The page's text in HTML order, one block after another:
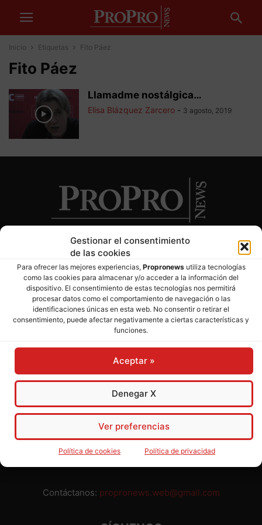
Gestionar el consentimiento
de las cookies
Para ofrecer las mejores experiencias, Propronewsutiliza tecnologías
como las cookies para almacenar y/o acceder a la información del
dispositivo. El consentimiento de estas tecnologías nos permitirá
procesar datos como el comportamiento de navegación o las
identificaciones únicas en esta web. No consentir o retirar el
consentimiento, puede afectar negativamente a ciertas características y
funciones.
Aceptar »
Denegar X
Ver preferencias
Política de cookies Política de privacidad
Inicio Etiquetas Fito Páez
Fito Páez
Llamadme nostálgica…
Elisa Blázquez Zarcero - 3 agosto, 2019
SOBRE NOSOTROS
Director: José Mª Pagador- Subdirectora: Rosa Puch
José María Pagador Otero - Wikipedia
Para preservar nuestra independencia,
admite publicidad ni subvenciones o ayudas públicas o
privadas. Ninguno de nuestros directivos, redactores y
colaboradores percibe remuneración alguna. Realizamos
nuestro trabajo por amor al periodismo, a la verdad y a la
libertad y en solidaridad con la ciudadanía.
Usted puede colaborar con nosotros divulgando nuestro
periódico, compartiendo nuestros contenidos, sugiriendo temas
y comunicándonos cualquier injusticia o asunto de interés.
Contáctanos: propronews.web@gmail.com